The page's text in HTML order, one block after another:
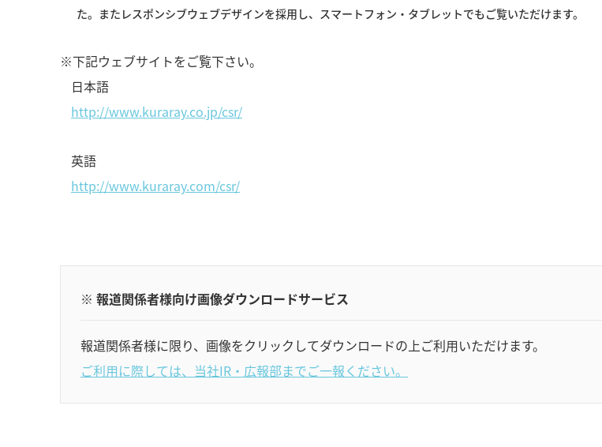
た。またレスポンシブウェブデザインを採用し、スマートフォン・タブレットでもご覧いただけます。
※下記ウェブサイトをご覧下さい。
日本語
http://www.kuraray.co.jp/csr/
英語
http://www.kuraray.com/csr/
※ 報道関係者様向け画像ダウンロードサービス
報道関係者様に限り、画像をクリックしてダウンロードの上ご利用いただけます。
ご利用に際しては、当社IR・広報部までご一報ください。